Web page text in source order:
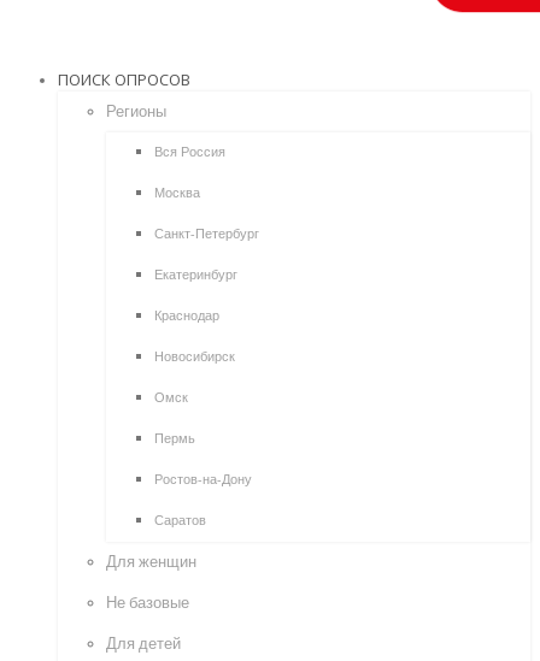
ПОИСК ОПРОСОВ
Регионы
Вся Россия
Москва
Санкт-Петербург
Екатеринбург
Краснодар
Новосибирск
Омск
Пермь
Ростов-на-Дону
Саратов
Для женщин
Не базовые
Для детей